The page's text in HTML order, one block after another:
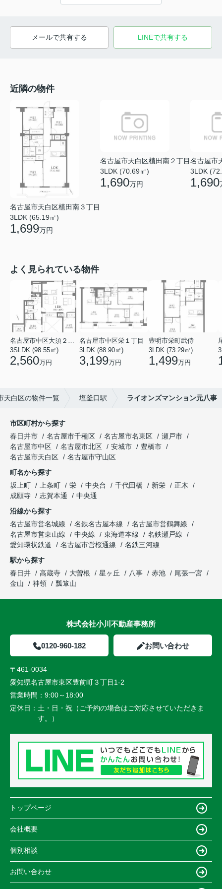
メールで共有する LINEで共有する
近隣の物件
名古屋市天白区植田南３丁目
3LDK (65.19㎡)
1,699万円
名古屋市天白区植田南２丁目
3LDK (70.69㎡)
1,690万円
名古屋市
3LDK
1,690
よく見られている物件
名古屋市中区大須２丁目
3SLDK (98.55㎡)
2,560万円
名古屋市中区栄１丁目
3LDK (88.90㎡)
3,199万円
豊明市栄町武侍
3LDK (73.29㎡)
1,499万円
天白区の物件一覧 塩釜口駅 ライオンズマンション元八事
市区町村から探す
春日井市
名古屋市千種区 名古屋市名東区
瀬戸市
名古屋市中区
名古屋市北区 安城市
豊橋市
名古屋市天白区
名古屋市守山区
町名から探す
坂上町
上条町 栄 中央台 千代田橋 新栄
正木
成願寺
志賀本通
中央通
沿線から探す
名古屋市営名城線
名鉄名古屋本線
名古屋市営鶴舞線
名古屋市営東山線
中央線 東海道本線
名鉄瀬戸線
愛知環状鉄道
名古屋市営桜通線
名鉄三河線
駅から探す
春日井
高蔵寺 大曽根 星ヶ丘 八事 赤池
尾張一宮
金山
神領 瓢箪山
株式会社小川不動産事務所
0120-960-182 お問い合わせ
〒461-0034
愛知県名古屋市東区豊前町３丁目1-2
営業時間： 9:00～18:00
定休日： 土・日・祝（ご予約の場合はご対応させていただきま
す。）
トップページ
会社概要
個別相談
お問い合わせ